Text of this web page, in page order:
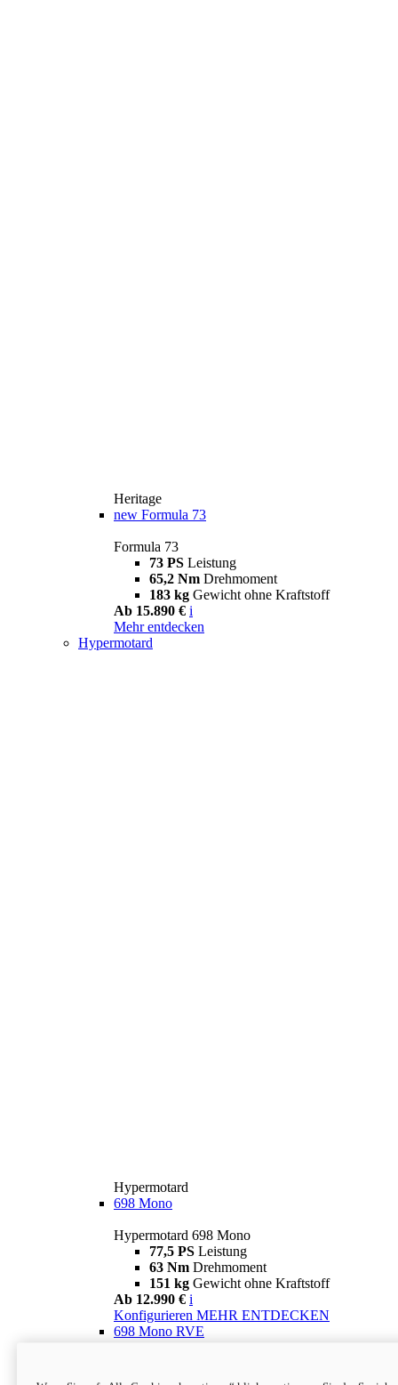
Heritage
new Formula 73
Formula 73
73 PS Leistung
65,2 Nm Drehmoment
183 kg Gewicht ohne Kraftstoff
Ab 15.890 € i
Mehr entdecken
Hypermotard
Hypermotard
698 Mono
Hypermotard 698 Mono
77,5 PS Leistung
63 Nm Drehmoment
151 kg Gewicht ohne Kraftstoff
Ab 12.990 € i
Konfigurieren MEHR ENTDECKEN
698 Mono RVE
77,5 PS
Leistung